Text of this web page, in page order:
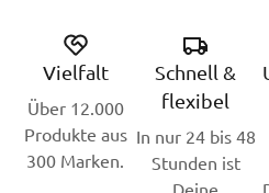
Vielfalt
Über 12.000
Produkte aus
300 Marken.
Schnell &
flexibel
In nur 24 bis 48
Stunden ist